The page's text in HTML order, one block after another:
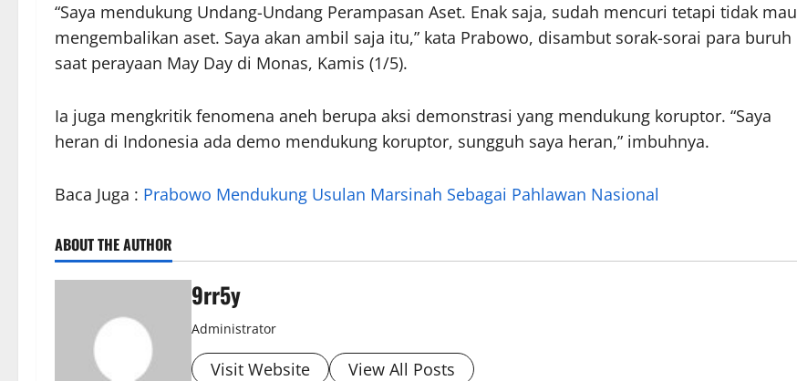
“Saya mendukung Undang-Undang Perampasan Aset. Enak saja, sudah mencuri tetapi tidak mau
mengembalikan aset. Saya akan ambil saja itu,” kata Prabowo, disambut sorak-sorai para buruh
saat perayaan May Day di Monas, Kamis (1/5).
Ia juga mengkritik fenomena aneh berupa aksi demonstrasi yang mendukung koruptor. “Saya
heran di Indonesia ada demo mendukung koruptor, sungguh saya heran,” imbuhnya.
Baca Juga : Prabowo Mendukung Usulan Marsinah Sebagai Pahlawan Nasional
ABOUT THE AUTHOR
9rr5y
Administrator
Visit Website View All Posts